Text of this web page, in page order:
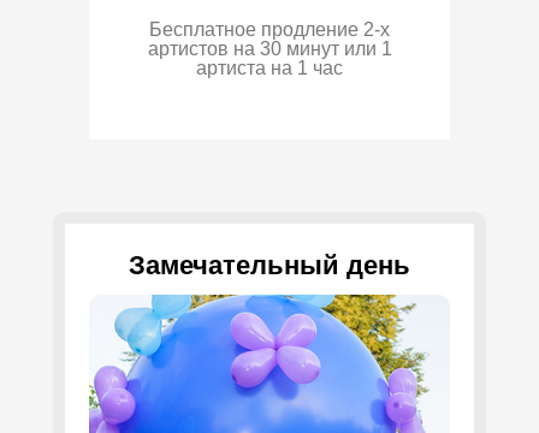
Бесплатное продление 2-х
артистов на 30 минут или 1
артиста на 1 час
Замечательный день